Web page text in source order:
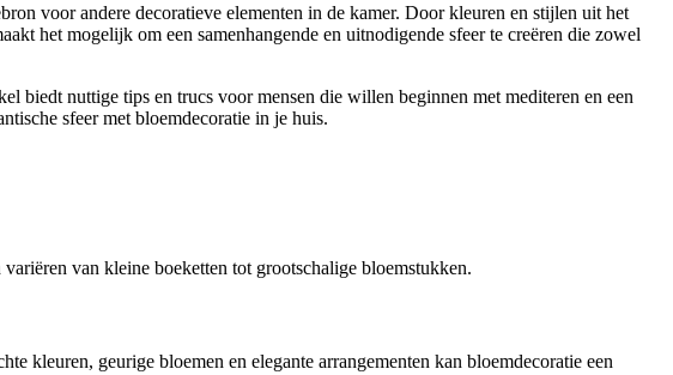
voor andere decoratieve elementen in de kamer. Door kleuren en stijlen uit het
het mogelijk om een samenhangende en uitnodigende sfeer te creëren die zowel
biedt nuttige tips en trucs voor mensen die willen beginnen met mediteren en een
sfeer met bloemdecoratie in je huis.
van kleine boeketten tot grootschalige bloemstukken.
kleuren, geurige bloemen en elegante arrangementen kan bloemdecoratie een